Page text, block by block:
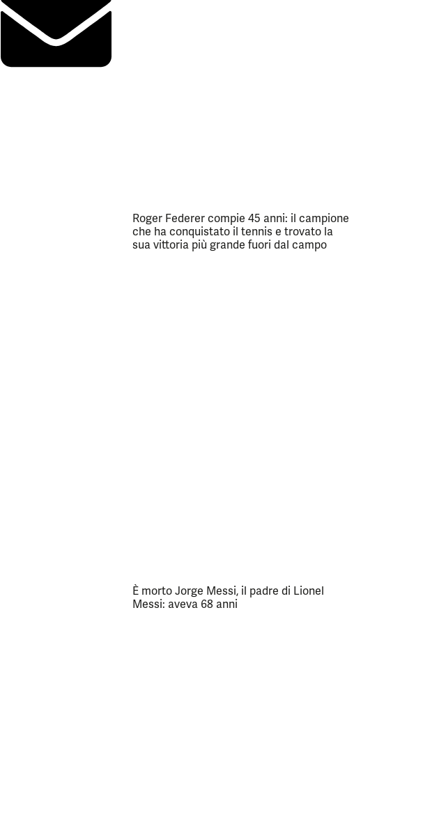
Roger Federer compie 45 anni: il campione
che ha conquistato il tennis e trovato la
sua vittoria più grande fuori dal campo
È morto Jorge Messi, il padre di Lionel
Messi: aveva 68 anni